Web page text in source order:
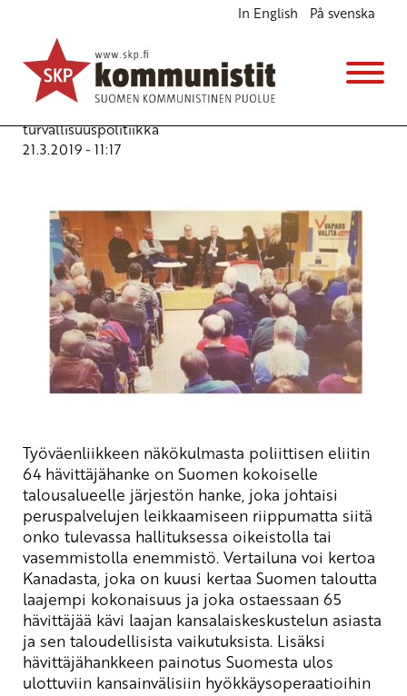
In English På svenska
HX hävittäjähanke työväenliikkeen tavoitteita
vastaan
Blogi
Avainsanat:hävittäjähankinnat,rauhanpolitiikka
turvallisuuspolitiikka
21.3.2019 - 11:17
Työväenliikkeen näkökulmasta poliittisen eliitin
64 hävittäjähanke on Suomen kokoiselle
talousalueelle järjestön hanke, joka johtaisi
peruspalvelujen leikkaamiseen riippumatta siitä
onko tulevassa hallituksessa oikeistolla tai
vasemmistolla enemmistö. Vertailuna voi kertoa
Kanadasta, joka on kuusi kertaa Suomen taloutta
laajempi kokonaisuus ja joka ostaessaan 65
hävittäjää kävi laajan kansalaiskeskustelun asiasta
ja sen taloudellisista vaikutuksista. Lisäksi
hävittäjähankkeen painotus Suomesta ulos
ulottuviin kansainvälisiin hyökkäysoperaatioihin